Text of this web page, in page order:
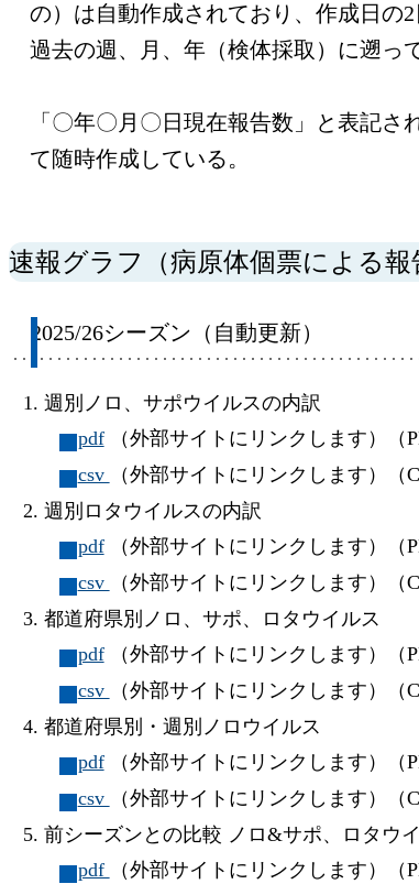
の）は自動作成されており、作成日の
過去の週、月、年（検体採取）に遡っ
「〇年〇月〇日現在報告数」と表記
て随時作成している。
速報グラフ（病原体個票による報
2025/26シーズン（自動更新）
週別ノロ、サポウイルスの内訳
pdf（外部サイトにリンクします）（
csv
（外部サイトにリンクします）（
週別ロタウイルスの内訳
pdf（外部サイトにリンクします）（
csv
（外部サイトにリンクします）（
都道府県別ノロ、サポ、ロタウイルス
pdf（外部サイトにリンクします）（
csv
（外部サイトにリンクします）（
都道府県別・週別ノロウイルス
pdf（外部サイトにリンクします）（
csv
（外部サイトにリンクします）（
前シーズンとの比較 ノロ&サポ、ロタウ
pdf
（外部サイトにリンクします）（